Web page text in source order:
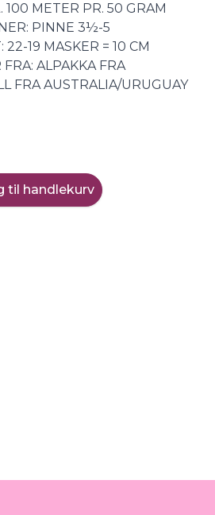
100 METER PR. 50 GRAM
PINNE 3½-5
22-19 MASKER = 10 CM
ALPAKKA FRA
FRA AUSTRALIA/URUGUAY
til handlekurv